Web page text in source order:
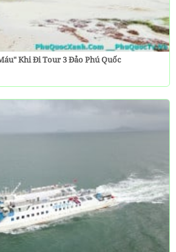
Khi Đi Tour 3 Đảo Phú Quốc